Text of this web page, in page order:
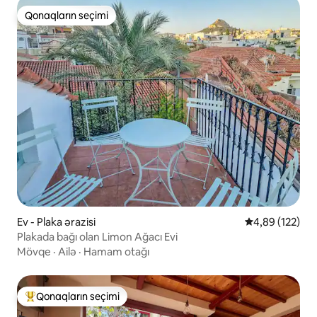
Qonaqların seçimi
Qonaqların seçimi
Ev - Plaka ərazisi Ortalama
4,89 (122)
Plakada bağı olan Limon Ağacı Evi
Mövqe · Ailə · Hamam otağı
Populyar "Qonaqların seçimi"
Qonaqların seçimi